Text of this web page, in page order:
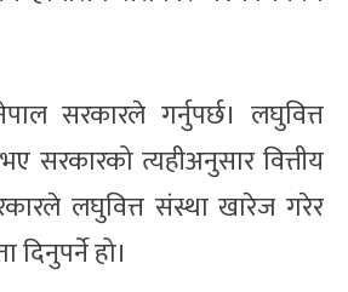
सरकारले गर्नुपर्छ। लघुवित्त
त्यहीअनुसार वित्तीय
लघुवित्त संस्था खारेज गरेर
हो।